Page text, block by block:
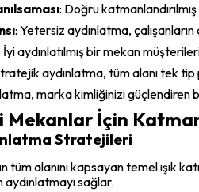
: Doğru
: Yetersiz aydınlatma,
İyi aydınlatılmış bir mekan
aydınlatma, tüm alanı tek
marka kimliğinizi güçlendiren
Mekanlar İçin
Stratejileri
tüm alanını kapsayan temel ışık
sağlar.